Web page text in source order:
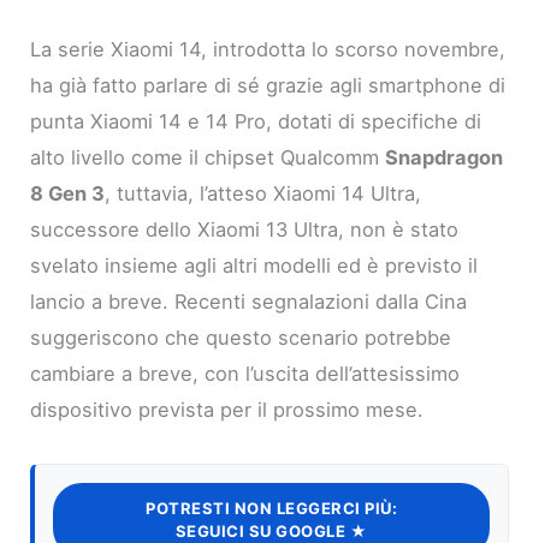
La serie Xiaomi 14, introdotta lo scorso novembre,
ha già fatto parlare di sé grazie agli smartphone di
punta Xiaomi 14 e 14 Pro, dotati di specifiche di
alto livello come il chipset QualcommSnapdragon
8 Gen 3, tuttavia, l’atteso Xiaomi 14 Ultra,
successore dello Xiaomi 13 Ultra, non è stato
svelato insieme agli altri modelli ed è previsto il
lancio a breve. Recenti segnalazioni dalla Cina
suggeriscono che questo scenario potrebbe
cambiare a breve, con l’uscita dell’attesissimo
dispositivo prevista per il prossimo mese.
POTRESTI NON LEGGERCI PIÙ:
SEGUICI SU GOOGLE ★